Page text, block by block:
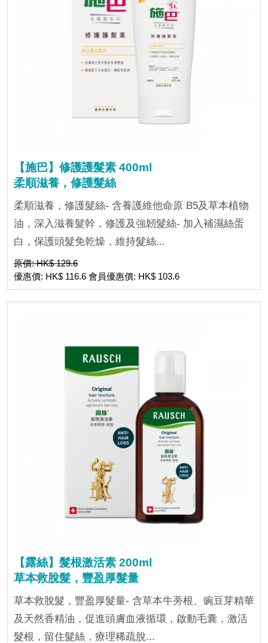
【施巴】修護護髮素 400ml
柔順滋養，修護髮絲
柔順滋養，修護髮絲- 含養護維他命原 B5及草本植物
油，深入滋養髮幹，修護及強韌髮絲- 加入補濕絲蛋
白，保護頭髮免乾燥，維持髮絲...
原價: HK$ 129.6
優惠價: HK$ 116.6 會員優惠價: HK$ 103.6
【露絲】髮根激活素 200ml
草本救脫髮，豐盈厚髮量
草本救脫髮，豐盈厚髮量- 含草本牛蒡根、豌豆芽精華
及天然香精油，促進頭膚血液循環，啟動毛囊，激活
髮根，留住髮絲，療理稀疏脫...